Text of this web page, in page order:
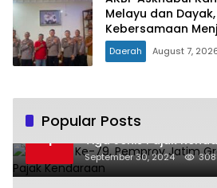
Melayu dan
Kebersamaan
Daerah August 7,
Popular Posts
1
Hari Jadi Ke-79,
Tiga Jenis Pajak
September 30, 2024